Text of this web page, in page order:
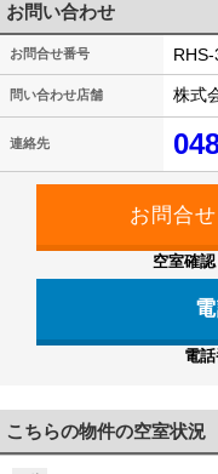
お問い合わせ
お問合せ番号
問い合わせ店舗 株式
連絡先
空室確
電
こちらの物件の空室状況